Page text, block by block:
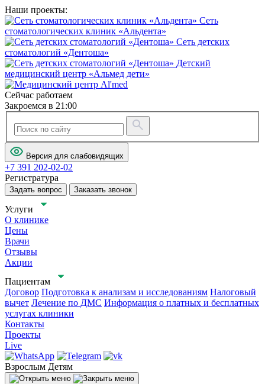
Наши проекты:
Сеть
стоматологических клиник «Альдента»
Сеть детских
стоматологий «Дентоша»
Детский
медицинский центр «Альмед дети»
Сейчас работаем
Закроемся в 21:00
Версия для слабовидящих
+7 391 202-02-02
Регистратура
Задать вопрос Заказать звонок
Услуги
О клинике
Цены
Врачи
Отзывы
Акции
Пациентам
Договор Подготовка к анализам и исследованиям Налоговый
вычет Лечение по ДМС Информация о платных и бесплатных
услугах клиники
Контакты
Проекты
Live
Взрослым Детям